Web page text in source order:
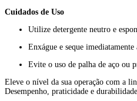
Cuidados de Uso
Utilize detergente neutro e
Enxágue e seque imediatamente
Evite o uso de palha de aço ou
Eleve o nível da sua operação com a
Desempenho, praticidade e